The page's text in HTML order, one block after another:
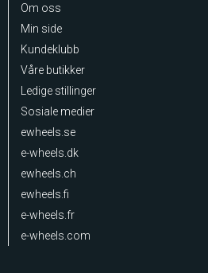
Om oss
Min side
Kundeklubb
Våre butikker
Ledige stillinger
Sosiale medier
ewheels.se
e-wheels.dk
ewheels.ch
ewheels.fi
e-wheels.fr
e-wheels.com